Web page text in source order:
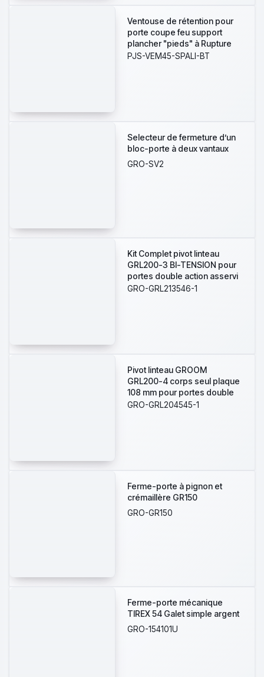
BRAS DU HAUT + PLATINE
BASSE AVEC CRAPAUDINE
MONTAGE FRONTAL
Ventouse de rétention pour
porte coupe feu support
plancher "pieds" à Rupture
20Kg 24V et 50Kg 48V
PJS-VEM45-SPALI-BT
Selecteur de fermeture d’un
bloc-porte à deux vantaux
GRO-SV2
Kit Complet pivot linteau
GRL200-3 BI-TENSION pour
portes double action asservi
à la détection incendie.
BRAS DU HAUT + PLATINE
BASSE AVEC CRAPAUDINE
MONTAGE FRONTAL
GRO-GRL213546-1
Pivot linteau GROOM
GRL200-4 corps seul plaque
108 mm pour portes double
action asservi à la détection
GRO-GRL204545-1
Ferme-porte à pignon et
crémaillère GR150
GRO-GR150
Ferme-porte mécanique
TIREX 54 Galet simple argent
GRO-154101U